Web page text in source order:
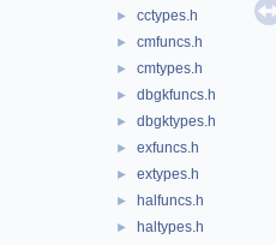
► cctypes.h
► cmfuncs.h
► cmtypes.h
► dbgkfuncs.h
► dbgktypes.h
► exfuncs.h
► extypes.h
► halfuncs.h
► haltypes.h